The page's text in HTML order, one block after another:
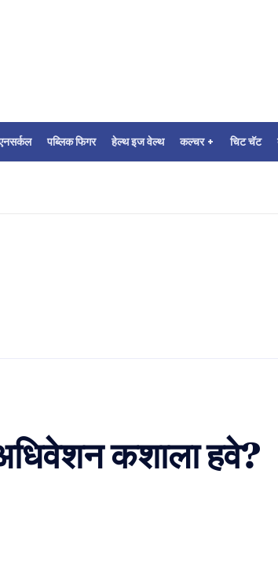
पब्लिक फिगर हेल्थ इज वेल्थ कल्चर + चिट चॅट
कशाला हवे?